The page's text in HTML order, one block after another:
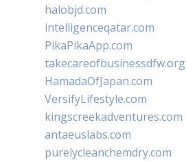
halobjd.com
intelligenceqatar.com
PikaPikaApp.com
takecareofbusinessdfw.org
HamadaOfJapan.com
VersifyLifestyle.com
kingscreekadventures.com
antaeuslabs.com
purelycleanchemdry.com